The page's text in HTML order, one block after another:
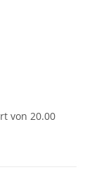
von 20.00